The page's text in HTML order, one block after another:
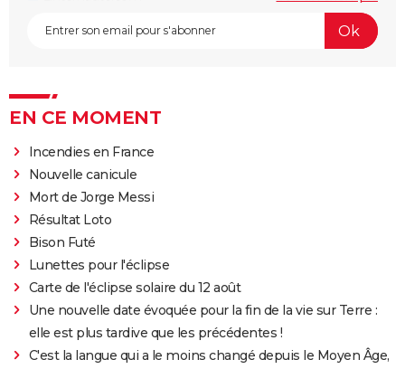
EN CE MOMENT
Incendies en France
Nouvelle canicule
Mort de Jorge Messi
Résultat Loto
Bison Futé
Lunettes pour l'éclipse
Carte de l'éclipse solaire du 12 août
Une nouvelle date évoquée pour la fin de la vie sur Terre :
elle est plus tardive que les précédentes !
C'est la langue qui a le moins changé depuis le Moyen Âge,